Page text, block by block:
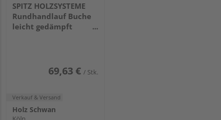
SPITZ HOLZSYSTEME
Rundhandlauf Buche
leicht gedämpft
69,63 € / Stk.
Verkauf & Versand
Holz Schwan